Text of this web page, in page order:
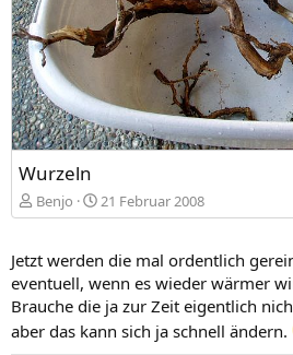
Wurzeln
Benjo 21 Februar 2008
Jetzt werden die mal ordentlich
eventuell, wenn es wieder wärmer
Brauche die ja zur Zeit eigentlich
aber das kann sich ja schnell ändern.